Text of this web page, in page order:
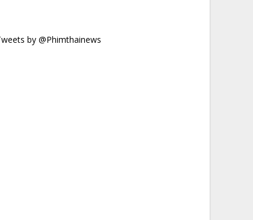
by @Phimthainews